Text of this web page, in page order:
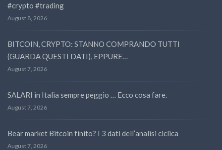
#crypto #trading
August 8, 2026
BITCOIN, CRYPTO: STANNO COMPRANDO TUTTI
(GUARDA QUESTI DATI), EPPURE…
August 7, 2026
SALARI in Italia sempre peggio … Ecco cosa fare.
August 7, 2026
Bear market Bitcoin finito? I 3 dati dell’analisi ciclica
August 7, 2026